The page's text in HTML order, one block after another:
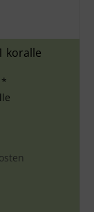
koralle
*